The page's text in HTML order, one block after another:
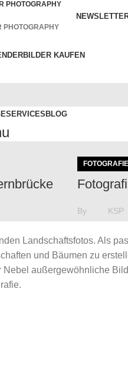
PHOTOGRAPHY
PHOTOGRAPHY
BILDER KAUFEN
SERVICES BLOG
FOTOGRAFIE
By KSP
"keine
Continue
Landschaftsfotos. Als
und Bäumen zu
außergewöhnliche